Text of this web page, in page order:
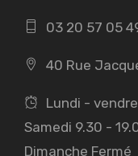
03 20 57 05
40 Rue
Lundi -
Samedi 9.30 -
Dimanche Fermé